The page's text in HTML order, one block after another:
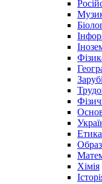
Етика
Хімія